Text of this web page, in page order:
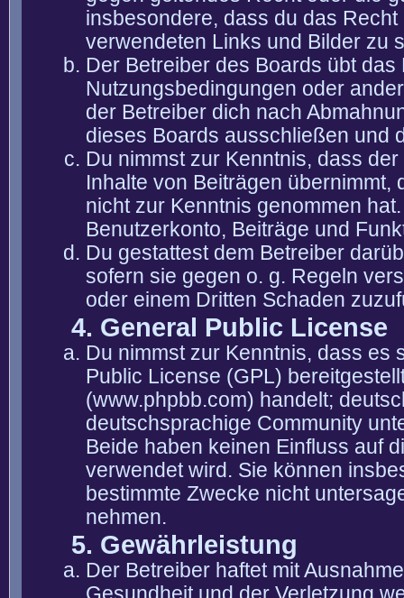
insbesondere, dass du das
verwendeten Links und Bilder zu
Der Betreiber des Boards übt
Nutzungsbedingungen oder
der Betreiber dich nach
dieses Boards ausschließen und
Du nimmst zur Kenntnis, dass
Inhalte von Beiträgen übernimmt,
nicht zur Kenntnis genommen
Benutzerkonto, Beiträge und
Du gestattest dem Betreiber
sofern sie gegen o. g. Regeln
oder einem Dritten Schaden
4. General Public License
Du nimmst zur Kenntnis, dass es
Public License (GPL)
(www.phpbb.com) handelt;
deutschsprachige Community
Beide haben keinen Einfluss auf
verwendet wird. Sie können
bestimmte Zwecke nicht
nehmen.
5. Gewährleistung
Der Betreiber haftet mit